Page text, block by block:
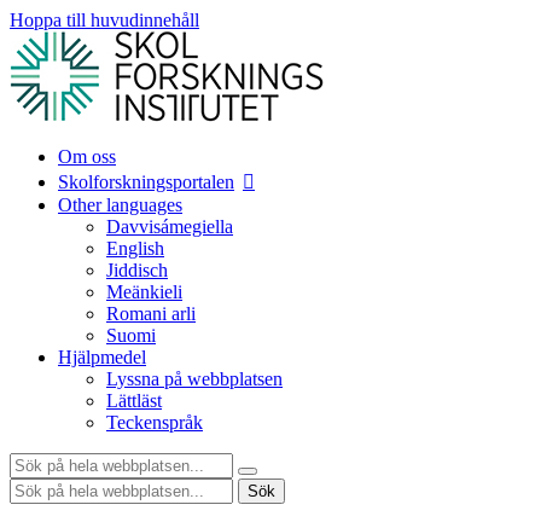
Hoppa till huvudinnehåll
Om oss
Skolforskningsportalen
Other languages
Davvisámegiella
English
Jiddisch
Meänkieli
Romani arli
Suomi
Hjälpmedel
Lyssna på webbplatsen
Lättläst
Teckenspråk
Sök:
Sök:
Sök